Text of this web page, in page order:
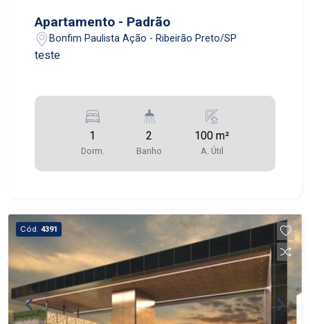
Apartamento - Padrão
Bonfim Paulista Ação - Ribeirão Preto/SP
teste
1
Dorm.
2
Banho
100 m²
A. Útil
Cód. 4391